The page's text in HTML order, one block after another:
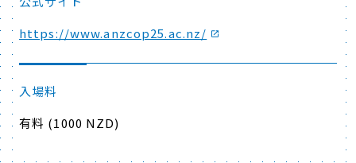
https://www.anzcop25.ac.nz/
入場料
有料 (1000 NZD)